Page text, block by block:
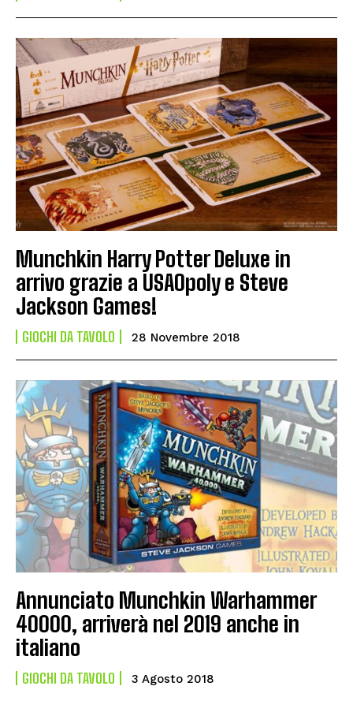
Munchkin Harry Potter Deluxe in
arrivo grazie a USAOpoly e Steve
Jackson Games!
GIOCHI DA TAVOLO 28 Novembre 2018
Annunciato Munchkin Warhammer
40000, arriverà nel 2019 anche in
italiano
GIOCHI DA TAVOLO 3 Agosto 2018